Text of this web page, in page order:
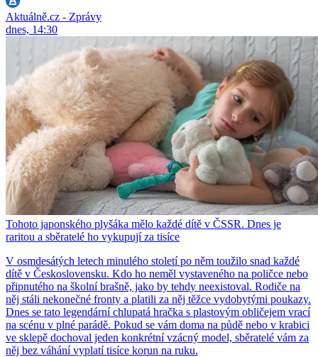
Aktuálně.cz - Zprávy
dnes, 14:30
Tohoto japonského plyšáka mělo každé dítě v ČSSR. Dnes je
raritou a sběratelé ho vykupují za tisíce
V osmdesátých letech minulého století po něm toužilo snad každé
dítě v Československu. Kdo ho neměl vystaveného na poličce nebo
připnutého na školní brašně, jako by tehdy neexistoval. Rodiče na
něj stáli nekonečné fronty a platili za něj těžce vydobytými poukazy.
Dnes se tato legendární chlupatá hračka s plastovým obličejem vrací
na scénu v plné parádě. Pokud se vám doma na půdě nebo v krabici
ve sklepě dochoval jeden konkrétní vzácný model, sběratelé vám za
něj bez váhání vyplatí tisíce korun na ruku.